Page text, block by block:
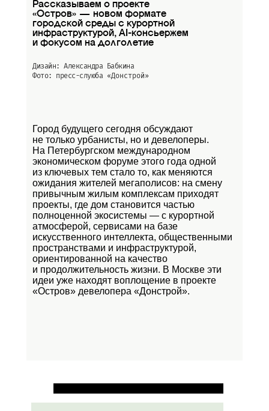
Рассказываем о проекте
«Остров» — новом формате
городской среды с курортной
инфраструктурой, AI-консьержем
и фокусом на долголетие
Дизайн: Александра Бабкина
Фото: пресс-слуюба «Донстрой»
Город будущего сегодня обсуждают
не только урбанисты, но и девелоперы.
На Петербургском международном
экономическом форуме этого года одной
из ключевых тем стало то, как меняются
ожидания жителей мегаполисов: на смену
привычным жилым комплексам приходят
проекты, где дом становится частью
полноценной экосистемы — с курортной
атмосферой, сервисами на базе
искусственного интеллекта, общественными
пространствами и инфраструктурой,
ориентированной на качество
и продолжительность жизни. В Москве эти
идеи уже находят воплощение в проекте
«Остров» девелопера «Донстрой».